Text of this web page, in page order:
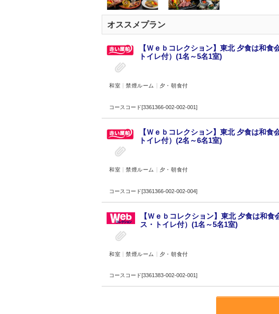
オススメプラン
【Ｗｅｂコレクション】東北 夕食は和
トイレ付）(1名～5名1室)
和室 禁煙ルーム 夕・朝食付
コースコード[3361366-002-002-001]
【Ｗｅｂコレクション】東北 夕食は和
トイレ付）(2名～6名1室)
和室 禁煙ルーム 夕・朝食付
コースコード[3361366-002-002-004]
【Ｗｅｂコレクション】東北 夕食は和
ス・トイレ付）(1名～5名1室)
和室 禁煙ルーム 夕・朝食付
コースコード[3361383-002-002-001]